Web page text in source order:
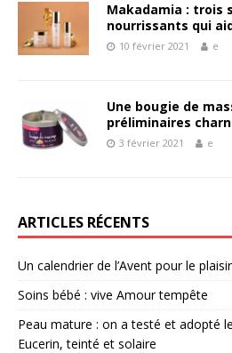
Makadamia : trois
nourrissants qui
10 février 2021 e
Une bougie de
préliminaires
3 février 2021 e
ARTICLES RÉCENTS
Un calendrier de l’Avent pour le
Soins bébé : vive Amour tempête
Peau mature : on a testé et adopté
Eucerin, teinté et solaire